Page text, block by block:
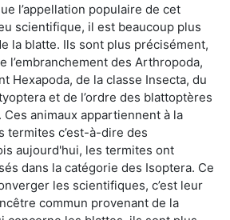
l’appellation populaire de cet
scientifique, il est beaucoup plus
la blatte. Ils sont plus précisément,
l’embranchement des Arthropoda,
Hexapoda, de la classe Insecta, du
et de l’ordre des blattoptères
animaux appartiennent à la
termites c’est-à-dire des
aujourd'hui, les termites ont
dans la catégorie des Isoptera. Ce
les scientifiques, c’est leur
commun provenant de la